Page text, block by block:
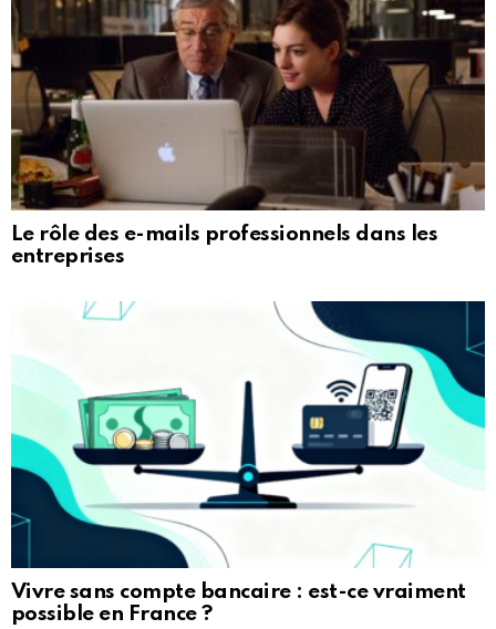
Le rôle des e-mails professionnels dans les
entreprises
Vivre sans compte bancaire : est-ce vraiment
possible en France ?